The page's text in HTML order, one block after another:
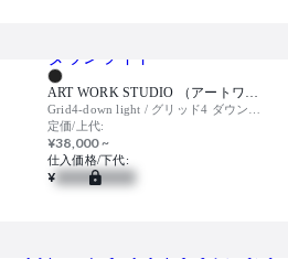
ART WORK STUDIO （アートワークスタジオ）
定価/上代:
¥38,000 ~
仕入価格/下代:
¥